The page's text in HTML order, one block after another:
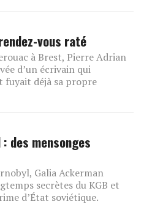
vous raté
à Brest, Pierre Adrian
d’un écrivain qui
fuyait déjà sa propre
: des mensonges
Galia Ackerman
secrètes du KGB et
d’État soviétique.